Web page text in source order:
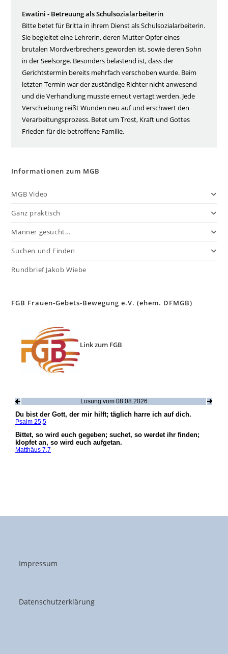
Ewatini - Betreuung als Schulsozialarbeiterin
Bitte betet für Britta in ihrem Dienst als Schulsozialarbeiterin.
Sie begleitet eine Lehrerin, deren Mutter Opfer eines
brutalen Mordverbrechens geworden ist, sowie deren Sohn
in der Seelsorge. Besonders belastend ist, dass der
Gerichtstermin bereits mehrfach verschoben wurde. Beim
letzten Termin war der zuständige Richter nicht anwesend
und die Verhandlung musste erneut vertagt werden. Jede
Verschiebung reißt Wunden neu auf und erschwert den
Verarbeitungsprozess. Betet um Trost, Kraft und Gottes
Frieden für die betroffene Familie,
Informationen zum MGB
MGB Video
Ganz praktisch
Männer gesucht…
Suchen und Finden
Rundbrief Jakob Wiebe
FGB Frauen-Gebets-Bewegung e.V. (ehem. DFMGB)
Link zum FGB
Impressum
Datenschutzerklärung